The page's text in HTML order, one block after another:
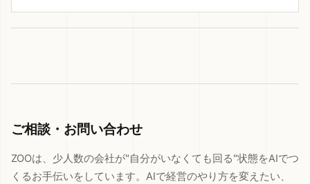
ご相談・お問い合わせ
ZOOは、少人数の会社が"自分がいなくても回る"状態をAIでつ
くるお手伝いをしています。AIで経営のやり方を変えたい、